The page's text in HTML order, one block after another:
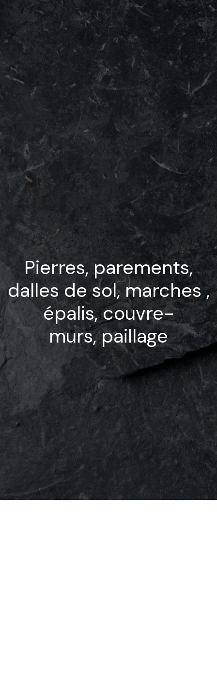
Pierres, parements,
dalles de sol, marches ,
épalis, couvre-
murs, paillage